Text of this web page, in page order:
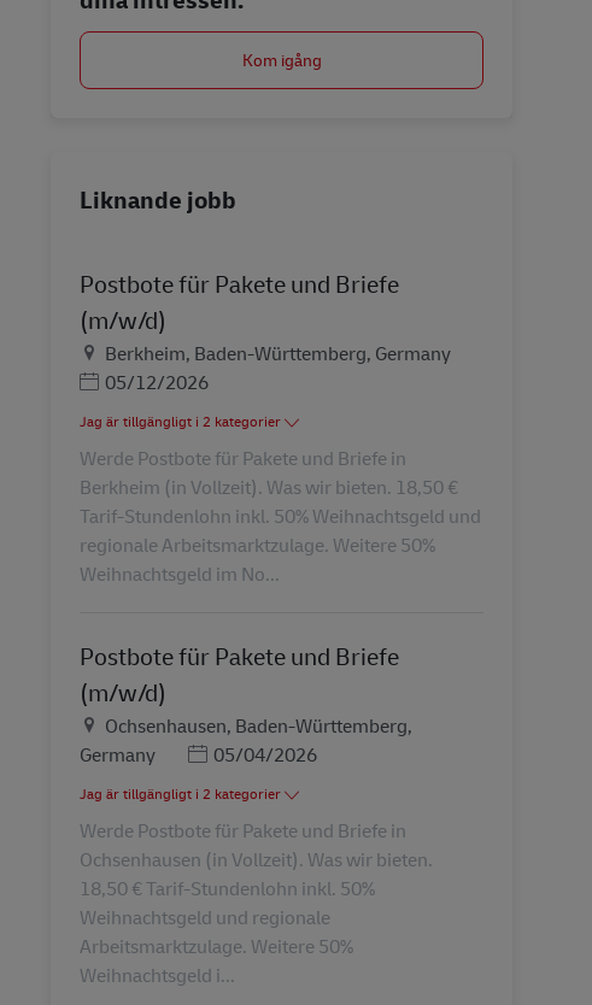
Kom igång
Liknande jobb
Postbote für Pakete und Briefe
(m/w/d)
PlatsBerkheim, Baden-Württemberg, Germany
Posted Date
05/12/2026
Jag är tillgängligt i 2 kategorier
Werde Postbote für Pakete und Briefe in
Berkheim (in Vollzeit). Was wir bieten. 18,50 €
Tarif-Stundenlohn inkl. 50% Weihnachtsgeld und
regionale Arbeitsmarktzulage. Weitere 50%
Weihnachtsgeld im No...
Postbote für Pakete und Briefe
(m/w/d)
PlatsOchsenhausen, Baden-Württemberg,
Germany
Posted Date
05/04/2026
Jag är tillgängligt i 2 kategorier
Werde Postbote für Pakete und Briefe in
Ochsenhausen (in Vollzeit). Was wir bieten.
18,50 € Tarif-Stundenlohn inkl. 50%
Weihnachtsgeld und regionale
Arbeitsmarktzulage. Weitere 50%
Weihnachtsgeld i...